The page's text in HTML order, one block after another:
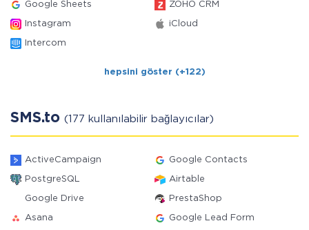
Google Sheets ZOHO CRM
Instagram iCloud
Intercom
hepsini göster (+122)
SMS.to (177 kullanılabilir bağlayıcılar)
ActiveCampaign Google Contacts
PostgreSQL Airtable
Google Drive PrestaShop
Asana Google Lead Form